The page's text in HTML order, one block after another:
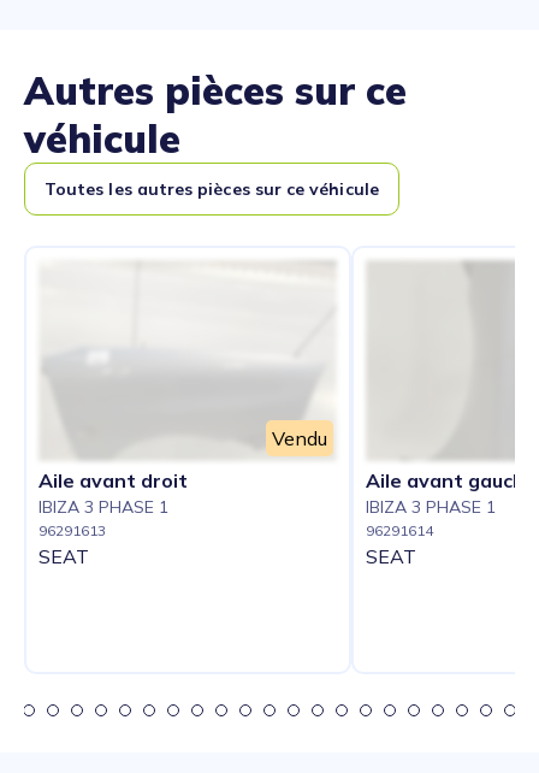
Autres pièces sur ce
véhicule
Toutes les autres pièces sur ce véhicule
Vendu
Aile avant droit
IBIZA 3 PHASE 1
96291613
SEAT
Aile avant gauche
IBIZA 3 PHASE 1
96291614
SEAT